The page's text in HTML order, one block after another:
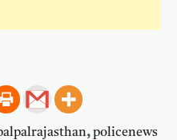
,policenews